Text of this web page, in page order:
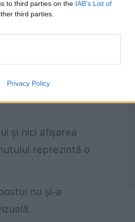
to third parties on the IAB’s List of
third parties.
Privacy Policy
textul
–
au fost
și nici afișarea
reprezintă o
nu și-a